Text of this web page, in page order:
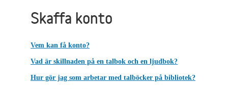
Skaffa konto
Vem kan få konto?
Vad är skillnaden på en talbok och en ljudbok?
Hur gör jag som arbetar med talböcker på bibliotek?